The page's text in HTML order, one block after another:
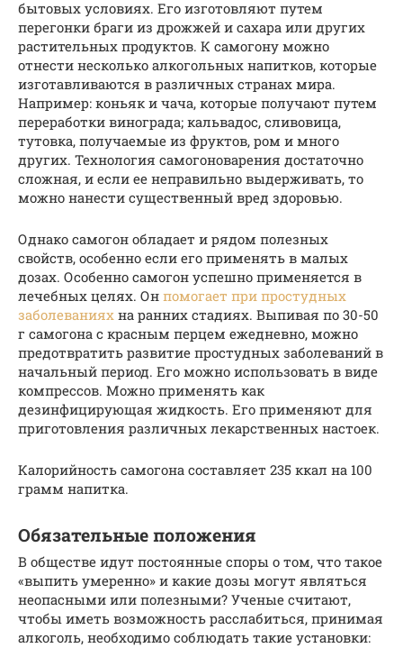
бытовых условиях. Его изготовляют путем
перегонки браги из дрожжей и сахара или других
растительных продуктов. К самогону можно
отнести несколько алкогольных напитков, которые
изготавливаются в различных странах мира.
Например: коньяк и чача, которые получают путем
переработки винограда; кальвадос, сливовица,
тутовка, получаемые из фруктов, ром и много
других. Технология самогоноварения достаточно
сложная, и если ее неправильно выдерживать, то
можно нанести существенный вред здоровью.
Однако самогон обладает и рядом полезных
свойств, особенно если его применять в малых
дозах. Особенно самогон успешно применяется в
лечебных целях. Он помогает при простудных
заболеваниях на ранних стадиях. Выпивая по 30-50
г самогона с красным перцем ежедневно, можно
предотвратить развитие простудных заболеваний в
начальный период. Его можно использовать в виде
компрессов. Можно применять как
дезинфицирующая жидкость. Его применяют для
приготовления различных лекарственных настоек.
Калорийность самогона составляет 235 ккал на 100
грамм напитка.
Обязательные положения
В обществе идут постоянные споры о том, что такое
«выпить умеренно» и какие дозы могут являться
неопасными или полезными? Ученые считают,
чтобы иметь возможность расслабиться, принимая
алкоголь, необходимо соблюдать такие установки: